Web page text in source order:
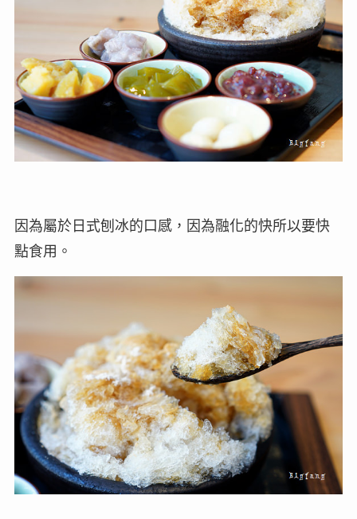
因為屬於日式刨冰的口感，因為融化的快所以要快
點食用。